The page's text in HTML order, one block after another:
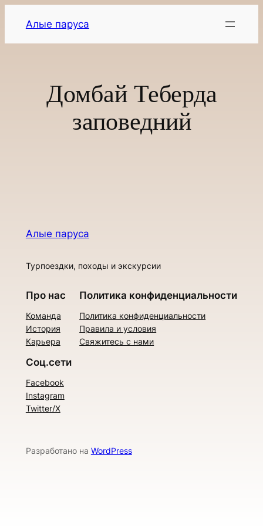
содержимому
Алые паруса
Домбай Теберда
заповедний
Алые паруса
Турпоездки, походы и экскурсии
Про нас
Команда
История
Карьера
Политика конфиденциальности
Политика конфиденциальности
Правила и условия
Свяжитесь с нами
Соц.сети
Facebook
Instagram
Twitter/X
Разработано на WordPress